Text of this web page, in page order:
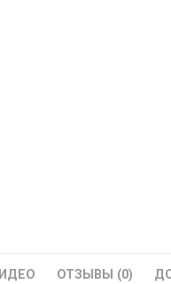
ОТЗЫВЫ (0)